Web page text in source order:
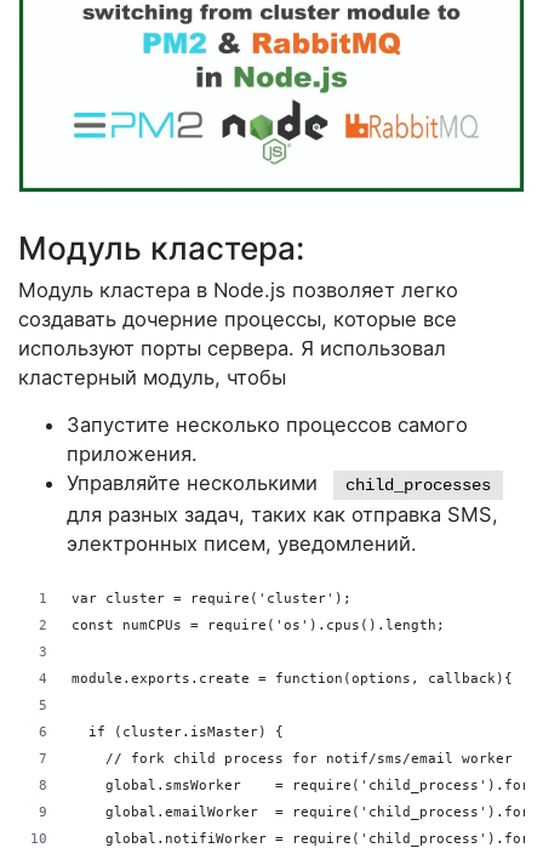
Модуль кластера:
Модуль кластера в Node.js позволяет легко
создавать дочерние процессы, которые все
используют порты сервера. Я использовал
кластерный модуль, чтобы
Запустите несколько процессов самого
приложения.
Управляйте несколькими
child_processes
для разных задач, таких как отправка SMS,
электронных писем, уведомлений.
var cluster = require('cluster');
const numCPUs = require('os').cpus().length;
module.exports.create = function(options, callback){
  if (cluster.isMaster) {
    // fork child process for notif/sms/email worker
global.smsWorker    =
global.emailWorker  =
global.notifiWorker =